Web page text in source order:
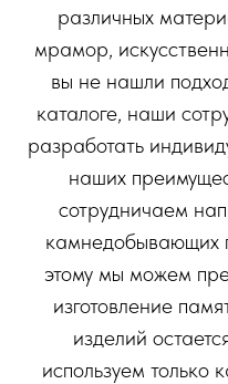
различных
мрамор,
вы не нашли
каталоге, наши
разработать
наших
сотрудничаем
камнедобывающих
этому мы можем
изготовление
изделий
используем только